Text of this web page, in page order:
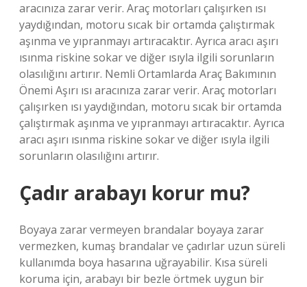
aracınıza zarar verir. Araç motorları çalışırken ısı
yaydığından, motoru sıcak bir ortamda çalıştırmak
aşınma ve yıpranmayı artıracaktır. Ayrıca aracı aşırı
ısınma riskine sokar ve diğer ısıyla ilgili sorunların
olasılığını artırır. Nemli Ortamlarda Araç Bakımının
Önemi Aşırı ısı aracınıza zarar verir. Araç motorları
çalışırken ısı yaydığından, motoru sıcak bir ortamda
çalıştırmak aşınma ve yıpranmayı artıracaktır. Ayrıca
aracı aşırı ısınma riskine sokar ve diğer ısıyla ilgili
sorunların olasılığını artırır.
Çadır arabayı korur mu?
Boyaya zarar vermeyen brandalar boyaya zarar
vermezken, kumaş brandalar ve çadırlar uzun süreli
kullanımda boya hasarına uğrayabilir. Kısa süreli
koruma için, arabayı bir bezle örtmek uygun bir